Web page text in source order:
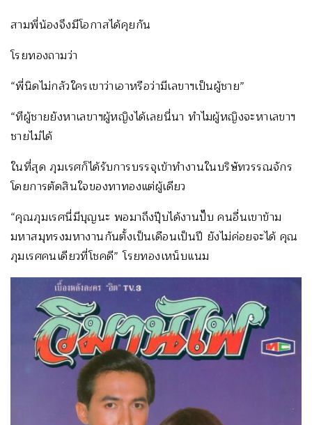
สามพี่น้องจึงมีโอกาสได้คุยกัน
โรยทองถามว่า
“พี่นิดไม่กลัวใครเขาว่าเอาหรือว่ามีเลขาฯเป็นผู้ชาย”
“ทีผู้ชายยังหาเลขาฯผู้หญิงได้เลยนี่นา ทำไมผู้หญิงจะหาเลขาฯ
ชายไม่ได้
ในที่สุด ภุมเรศก็ได้รับการบรรจุเข้าทำงานในบริษัทวรรณจักร
โดยการตัดสินใจของทาทองแต่ผู้เดียว
“คุณภุมเรศนี่มีบุญนะ พอมาถึงปุ๊บได้งานปั๊บ คนอื่นเขาข้าม
มหาสมุทรงมหางานกันตั้งเป็นเดือนเป็นปี ยังไม่ค่อยจะได้ คุณ
ภุมเรศคนเดียวที่โชคดี” โรยทองเหน็บแนม